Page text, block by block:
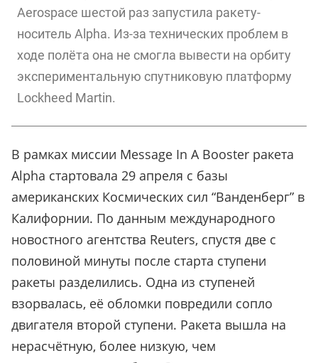
Aerospace шестой раз запустила ракету-
носитель Alpha. Из-за технических проблем в
ходе полёта она не смогла вывести на орбиту
экспериментальную спутниковую платформу
Lockheed Martin.
В рамках миссии Message In A Booster ракета
Alpha стартовала 29 апреля с базы
американских Космических сил “Ванденберг” в
Калифорнии. По данным международного
новостного агентства Reuters, спустя две с
половиной минуты после старта ступени
ракеты разделились. Одна из ступеней
взорвалась, её обломки повредили сопло
двигателя второй ступени. Ракета вышла на
нерасчётную, более низкую, чем